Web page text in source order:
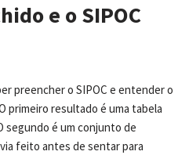
e o SIPOC
preencher o SIPOC e entender o
primeiro resultado é uma tabela
segundo é um conjunto de
feito antes de sentar para